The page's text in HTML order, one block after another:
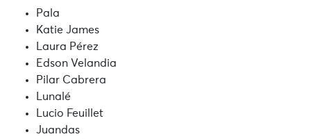
Pala
Katie James
Laura Pérez
Edson Velandia
Pilar Cabrera
Lunalé
Lucio Feuillet
Juandas